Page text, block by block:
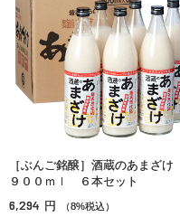
［ぶんご銘醸］酒蔵のあまざけ
９００ｍｌ ６本セット
6,294 円 （8%税込）